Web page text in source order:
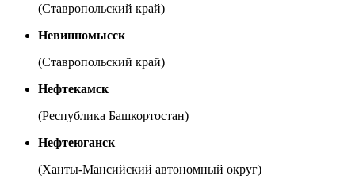
(Ставропольский край)
Невинномысск
(Ставропольский край)
Нефтекамск
(Республика Башкортостан)
Нефтеюганск
(Ханты-Мансийский автономный округ)